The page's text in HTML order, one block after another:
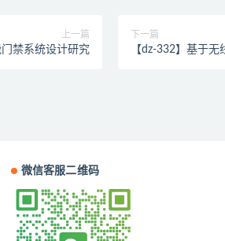
上一篇
禁系统设计研究
下一篇
【dz-332】基于
微信客服二维码